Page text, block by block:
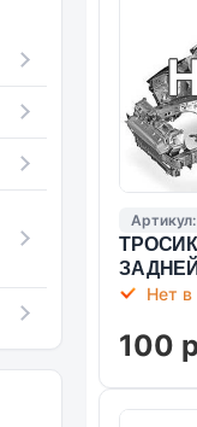
Артикул:
Нет в
100